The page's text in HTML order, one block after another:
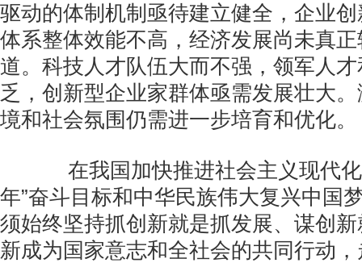
驱动的体制机制亟待建立健全，企业
体系整体效能不高，经济发展尚未真
道。科技人才队伍大而不强，领军人
乏，创新型企业家群体亟需发展壮大
境和社会氛围仍需进一步培育和优化。
在我国加快推进社会主义现代化
年”奋斗目标和中华民族伟大复兴中国
须始终坚持抓创新就是抓发展、谋创
新成为国家意志和全社会的共同行动